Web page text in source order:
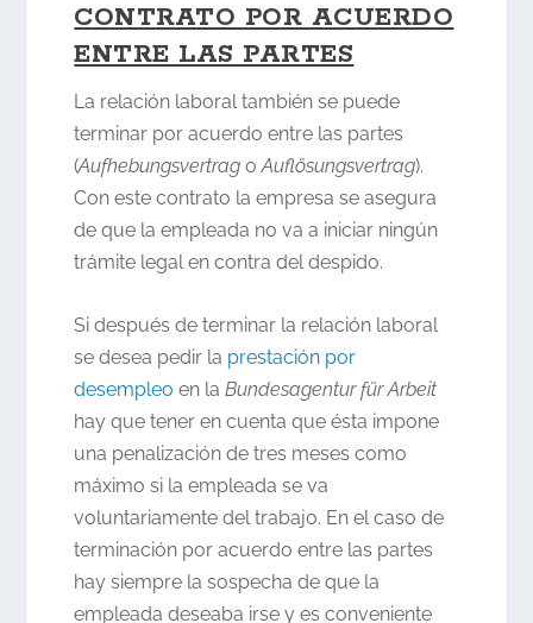
CONTRATO POR ACUERDO
ENTRE LAS PARTES
La relación laboral también se puede
terminar por acuerdo entre las partes
(Aufhebungsvertrag oAuflösungsvertrag).
Con este contrato la empresa se asegura
de que la empleada no va a iniciar ningún
trámite legal en contra del despido.
Si después de terminar la relación laboral
se desea pedir la prestación por
desempleo en laBundesagentur für Arbeit
hay que tener en cuenta que ésta impone
una penalización de tres meses como
máximo si la empleada se va
voluntariamente del trabajo. En el caso de
terminación por acuerdo entre las partes
hay siempre la sospecha de que la
empleada deseaba irse y es conveniente